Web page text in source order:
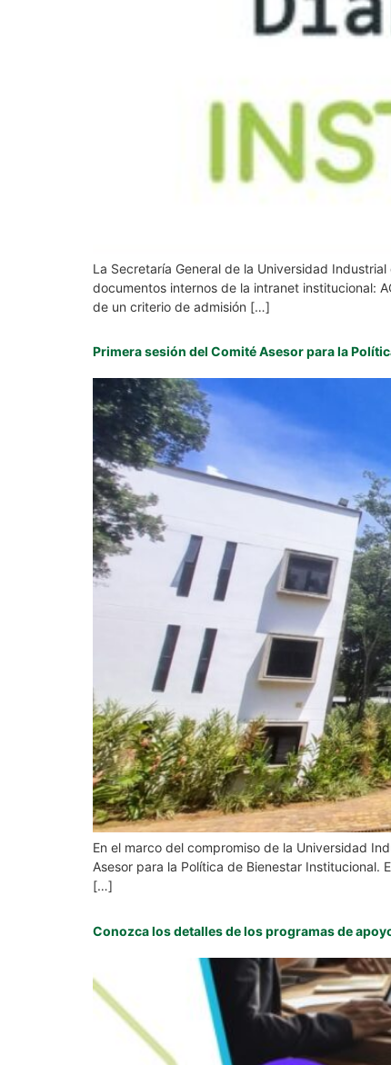
La Secretaría General de la Universidad
documentos internos de la intranet institucional:
de un criterio de admisión […]
Primera sesión del Comité Asesor para la
En el marco del compromiso de la Universidad
Asesor para la Política de Bienestar
[…]
Conozca los detalles de los programas de